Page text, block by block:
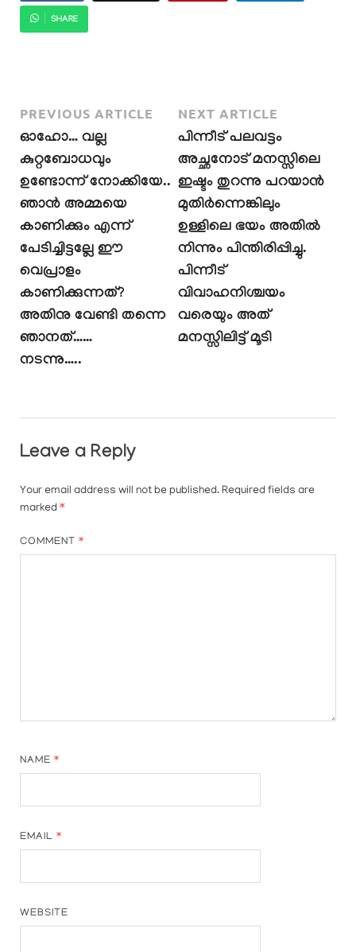
SHARE
PREVIOUS ARTICLE
ഓഹോ… വല്ല
കുറ്റബോധവും
ഉണ്ടോന്ന് നോക്കിയേ..
ഞാൻ അമ്മയെ
കാണിക്കും എന്ന്
പേടിച്ചിട്ടല്ലേ ഈ
വെപ്രാളം
കാണിക്കുന്നത്?
അതിനു വേണ്ടി തന്നെ
ഞാനത്……
NEXT ARTICLE
പിന്നീട് പലവട്ടം
അച്ഛനോട് മനസ്സിലെ
ഇഷ്ടം തുറന്നു പറയാൻ
മുതിർന്നെങ്കിലും
ഉള്ളിലെ ഭയം അതിൽ
നിന്നും പിന്തിരിപ്പിച്ചു.
പിന്നീട്
വിവാഹനിശ്ചയം
വരെയും അത്
മനസ്സിലിട്ട് മൂടി
നടന്നു…..
Leave a Reply
Your email address will not be published. Required fields are
marked *
COMMENT*
NAME*
EMAIL*
WEBSITE